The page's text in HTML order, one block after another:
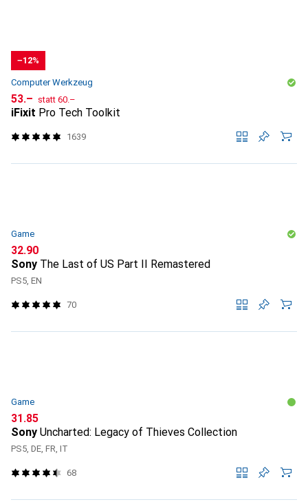
−12%
Computer Werkzeug
CHF
53.– statt CHF
60.–
iFixit Pro Tech Toolkit
1639
Game
CHF
32.90
Sony The Last of US Part II Remastered
PS5, EN
70
Game
CHF
31.85
Sony Uncharted: Legacy of Thieves Collection
PS5, DE, FR, IT
68